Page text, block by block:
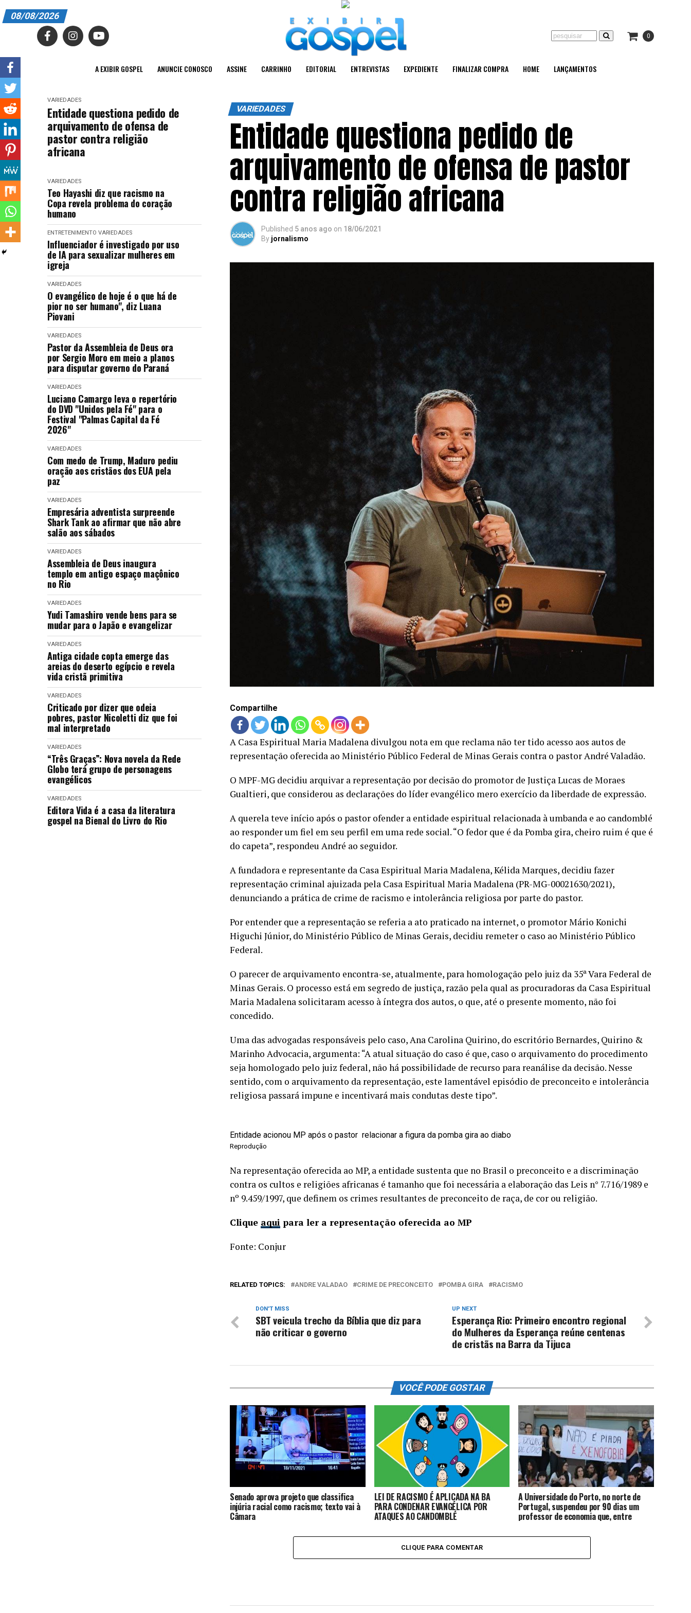
A EXIBIR GOSPEL
EDITORIAL
ENTREVISTAS
FINALIZAR COMPRA
HOME
08/08/2026
0
A EXIBIR GOSPEL ANUNCIE CONOSCO ASSINE CARRINHO EDITORIAL ENTREVISTAS EXPEDIENTE FINALIZAR COMPRA HOME LANÇAMENTOS
VARIEDADES
Entidade questiona pedido de
arquivamento de ofensa de
pastor contra religião
africana
VARIEDADES
Teo Hayashi diz que racismo na
Copa revela problema do coração
humano
ENTRETENIMENTO VARIEDADES
Influenciador é investigado por uso
de IA para sexualizar mulheres em
igreja
VARIEDADES
O evangélico de hoje é o que há de
pior no ser humano", diz Luana
Piovani
VARIEDADES
Pastor da Assembleia de Deus ora
por Sergio Moro em meio a planos
para disputar governo do Paraná
VARIEDADES
Luciano Camargo leva o repertório
do DVD "Unidos pela Fé" para o
Festival "Palmas Capital da Fé
2026"
VARIEDADES
Com medo de Trump, Maduro pediu
oração aos cristãos dos EUA pela
paz
VARIEDADES
Empresária adventista surpreende
Shark Tank ao afirmar que não abre
salão aos sábados
VARIEDADES
Assembleia de Deus inaugura
templo em antigo espaço maçônico
no Rio
VARIEDADES
Yudi Tamashiro vende bens para se
mudar para o Japão e evangelizar
VARIEDADES
Antiga cidade copta emerge das
areias do deserto egípcio e revela
vida cristã primitiva
VARIEDADES
Criticado por dizer que odeia
pobres, pastor Nicoletti diz que foi
mal interpretado
VARIEDADES
“Três Graças”: Nova novela da Rede
Globo terá grupo de personagens
evangélicos
VARIEDADES
Editora Vida é a casa da literatura
gospel na Bienal do Livro do Rio
VARIEDADES
Entidade questiona pedido de
arquivamento de ofensa de pastor
contra religião africana
Published 5 anos ago on 18/06/2021
By jornalismo
Compartilhe
A Casa Espiritual Maria Madalena divulgou nota em que reclama não ter tido acesso aos autos de
representação oferecida ao Ministério Público Federal de Minas Gerais contra o pastor André Valadão.
O MPF-MG decidiu arquivar a representação por decisão do promotor de Justiça Lucas de Moraes
Gualtieri, que considerou as declarações do líder evangélico mero exercício da liberdade de expressão.
A querela teve início após o pastor ofender a entidade espiritual relacionada à umbanda e ao candomblé
ao responder um fiel em seu perfil em uma rede social. “O fedor que é da Pomba gira, cheiro ruim é que é
do capeta”, respondeu André ao seguidor.
A fundadora e representante da Casa Espiritual Maria Madalena, Kélida Marques, decidiu fazer
representação criminal ajuizada pela Casa Espiritual Maria Madalena (PR-MG-00021630/2021),
denunciando a prática de crime de racismo e intolerância religiosa por parte do pastor.
Por entender que a representação se referia a ato praticado na internet, o promotor Mário Konichi
Higuchi Júnior, do Ministério Público de Minas Gerais, decidiu remeter o caso ao Ministério Público
Federal.
O parecer de arquivamento encontra-se, atualmente, para homologação pelo juiz da 35ª Vara Federal de
Minas Gerais. O processo está em segredo de justiça, razão pela qual as procuradoras da Casa Espiritual
Maria Madalena solicitaram acesso à íntegra dos autos, o que, até o presente momento, não foi
concedido.
Uma das advogadas responsáveis pelo caso, Ana Carolina Quirino, do escritório Bernardes, Quirino &
Marinho Advocacia, argumenta: “A atual situação do caso é que, caso o arquivamento do procedimento
seja homologado pelo juiz federal, não há possibilidade de recurso para reanálise da decisão. Nesse
sentido, com o arquivamento da representação, este lamentável episódio de preconceito e intolerância
religiosa passará impune e incentivará mais condutas deste tipo”.
Entidade acionou MP após o pastor relacionar a figura da pomba gira ao diabo
Reprodução
Na representação oferecida ao MP, a entidade sustenta que no Brasil o preconceito e a discriminação
contra os cultos e religiões africanas é tamanho que foi necessária a elaboração das Leis n° 7.716/1989 e
nº 9.459/1997, que definem os crimes resultantes de preconceito de raça, de cor ou religião.
Clique aqui para ler a representação oferecida ao MP
Fonte: Conjur
RELATED TOPICS: ANDRE VALADAO CRIME DE PRECONCEITO POMBA GIRA RACISMO
UP NEXT
Esperança Rio: Primeiro encontro regional
do Mulheres da Esperança reúne centenas
de cristãs na Barra da Tijuca
DON'T MISS
SBT veicula trecho da Bíblia que diz para
não criticar o governo
VOCÊ PODE GOSTAR
Senado aprova projeto que classifica
injúria racial como racismo; texto vai à
Câmara
LEI DE RACISMO É APLICADA NA BA
PARA CONDENAR EVANGÉLICA POR
ATAQUES AO CANDOMBLÉ
A Universidade do Porto, no norte de
Portugal, suspendeu por 90 dias um
professor de economia que, entre
“as mulheres brasileiras são uma
CLIQUE PARA COMENTAR